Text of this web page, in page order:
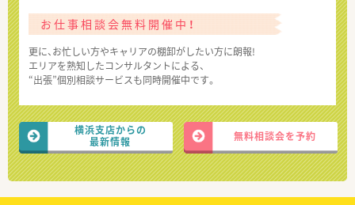
お仕事相談会無料開催中！
更に、お忙しい方やキャリアの棚卸がしたい方に朗報!
エリアを熟知したコンサルタントによる、
“出張”個別相談サービスも同時開催中です。
横浜支店からの
最新情報
無料相談会を予約